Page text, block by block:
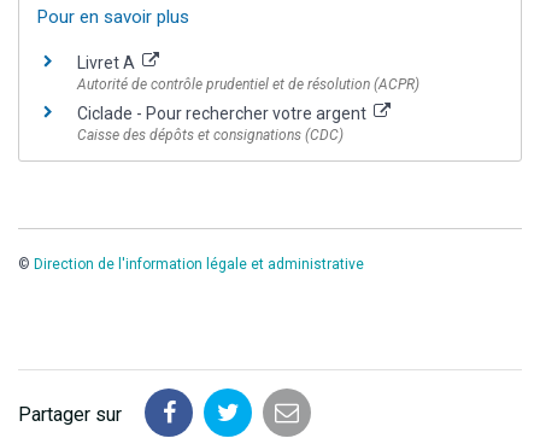
Pour en savoir plus
Livret A
Autorité de contrôle prudentiel et de résolution (ACPR)
Ciclade - Pour rechercher votre argent
Caisse des dépôts et consignations (CDC)
© Direction de l'information légale et administrative
Partager sur
PartagerPartagerPartager